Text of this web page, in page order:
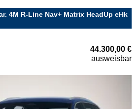
4M R-Line Nav+ Matrix HeadUp eHk
44.300,00 €
ausweisbar